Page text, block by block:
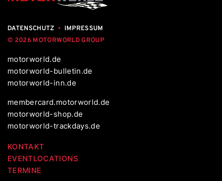
DATENSCHUTZ • IMPRESSUM
© 2026 MOTORWORLD GROUP
motorworld.de
motorworld-bulletin.de
motorworld-inn.de
membercard.motorworld.de
motorworld-shop.de
motorworld-trackdays.de
KONTAKT
EVENTLOCATIONS
TERMINE